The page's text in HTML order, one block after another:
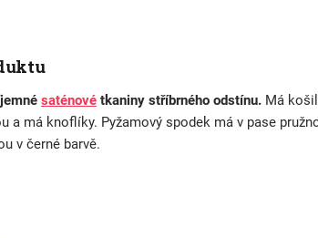
saténové tkaniny stříbrného odstínu. Má
a má knoflíky. Pyžamový spodek má v pase
v černé barvě.